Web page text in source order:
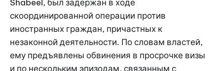
Shabeel, был задержан в ходе
скоординированной операции против
иностранных граждан, причастных к
незаконной деятельности. По словам властей,
ему предъявлены обвинения в просрочке визы
и по нескольким эпизодам, связанным с